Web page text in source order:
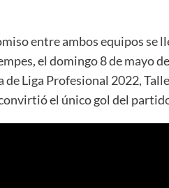
entre ambos equipos se
el domingo 8 de mayo
de Liga Profesional 2022,
el único gol del